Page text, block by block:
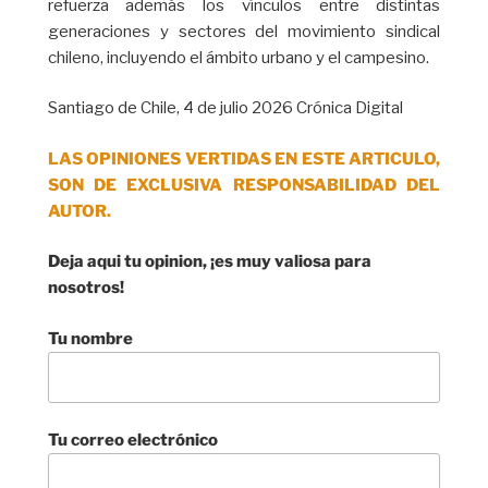
refuerza además los vínculos entre distintas
generaciones y sectores del movimiento sindical
chileno, incluyendo el ámbito urbano y el campesino.
Santiago de Chile, 4 de julio 2026 Crónica Digital
LAS OPINIONES VERTIDAS EN ESTE ARTICULO,
SON DE EXCLUSIVA RESPONSABILIDAD DEL
AUTOR.
Deja aqui tu opinion, ¡es muy valiosa para
nosotros!
Tu nombre
Tu correo electrónico